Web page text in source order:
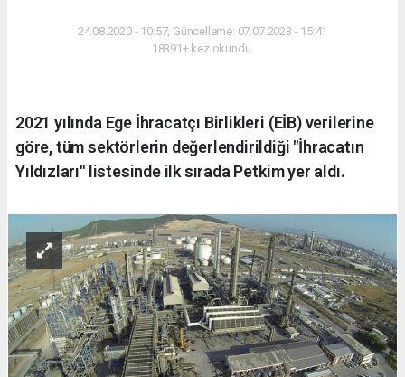
24.08.2020 - 10:57, Güncelleme: 07.07.2023 - 15:41
18391+ kez okundu.
2021 yılında Ege İhracatçı Birlikleri (EİB) verilerine
göre, tüm sektörlerin değerlendirildiği "İhracatın
Yıldızları" listesinde ilk sırada Petkim yer aldı.